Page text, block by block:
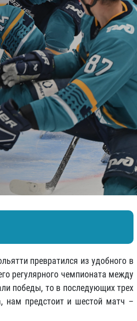
превратился из удобного в
регулярного чемпионата между
победы, то в последующих трех
нам предстоит и шестой матч –